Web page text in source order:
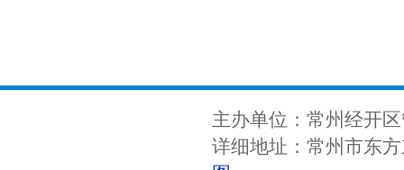
主办单位：常州经开
详细地址：常州市东